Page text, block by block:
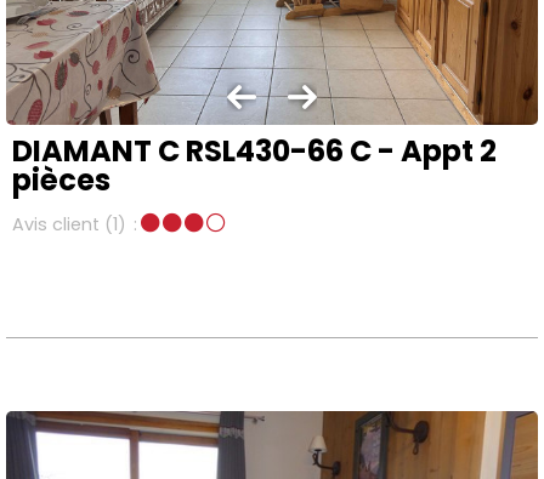
DIAMANT C RSL430-66 C - Appt 2
pièces
Avis client (1)